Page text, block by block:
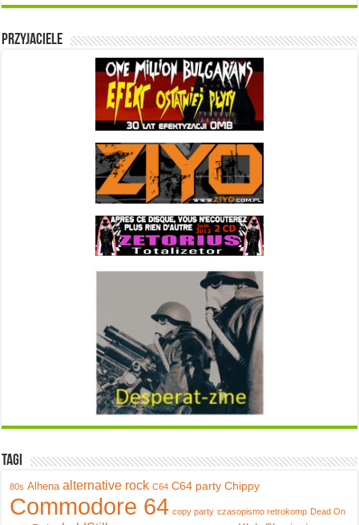
Przyjaciele
Tagi
80s Alhena alternative rock C64 C64 party Chippy
Commodore 64 copy party czasopismo retrokomp Dead On